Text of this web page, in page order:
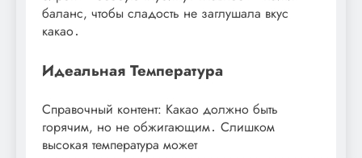
баланс, чтобы сладость не заглушала вкус
какао․
Идеальная Температура
Справочный контент: Какао должно быть
горячим, но не обжигающим․ Слишком
высокая температура может